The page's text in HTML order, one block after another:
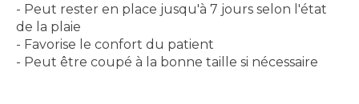
- Peut rester en place jusqu'à 7 jours selon l'état
de la plaie
- Favorise le confort du patient
- Peut être coupé à la bonne taille si nécessaire